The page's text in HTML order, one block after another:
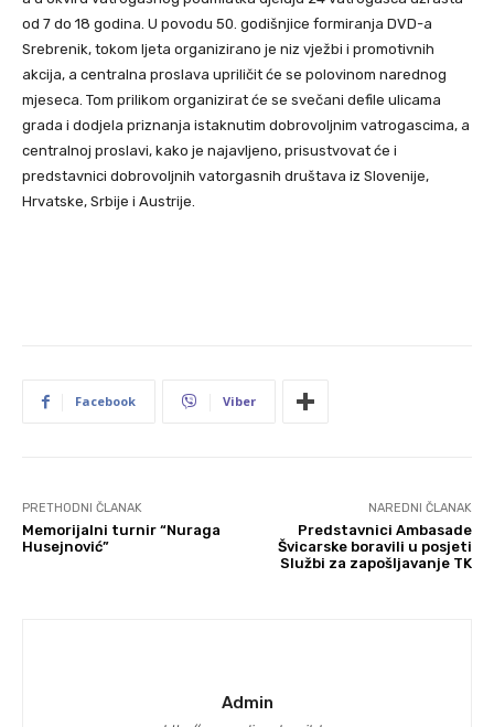
od 7 do 18 godina. U povodu 50. godišnjice formiranja DVD-a
Srebrenik, tokom ljeta organizirano je niz vježbi i promotivnih
akcija, a centralna proslava upriličit će se polovinom narednog
mjeseca. Tom prilikom organizirat će se svečani defile ulicama
grada i dodjela priznanja istaknutim dobrovoljnim vatrogascima, a
centralnoj proslavi, kako je najavljeno, prisustvovat će i
predstavnici dobrovoljnih vatorgasnih društava iz Slovenije,
Hrvatske, Srbije i Austrije.
Facebook Viber
PRETHODNI ČLANAK
Memorijalni turnir “Nuraga
Husejnović”
NAREDNI ČLANAK
Predstavnici Ambasade
Švicarske boravili u posjeti
Službi za zapošljavanje TK
Admin